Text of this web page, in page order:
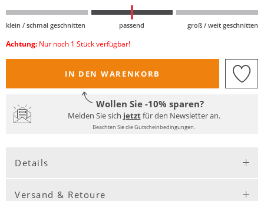
klein / schmal geschnitten passend groß / weit geschnitten
Achtung: Nur noch 1 Stück verfügbar!
IN DEN WARENKORB
Wollen Sie -10% sparen?
Melden Sie sich jetztfür den Newsletter an.
Beachten Sie die Gutscheinbedingungen.
Details
Versand & Retoure